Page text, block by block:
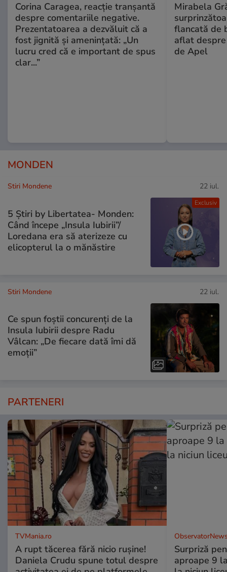
Corina Caragea, reacție tranșantă
despre comentariile negative.
Prezentatoarea a dezvăluit că a
fost jignită și amenințată: „Un
lucru cred că e important de spus
clar...”
Mirabela
flancată de
aflat
de Apel
MONDEN
Exclusiv
Stiri Mondene 22 iul.
5 Știri by Libertatea- Monden:
Când începe „Insula Iubirii”/
Loredana era să aterizeze cu
elicopterul la o mănăstire
Stiri Mondene 22 iul.
Ce spun foștii concurenți de la
Insula Iubirii despre Radu
Vâlcan: „De fiecare dată îmi dă
emoții”
PARTENERI
TVMania.ro
A rupt tăcerea fără nicio rușine!
Daniela Crudu spune totul despre
Surpriză
aproape 9